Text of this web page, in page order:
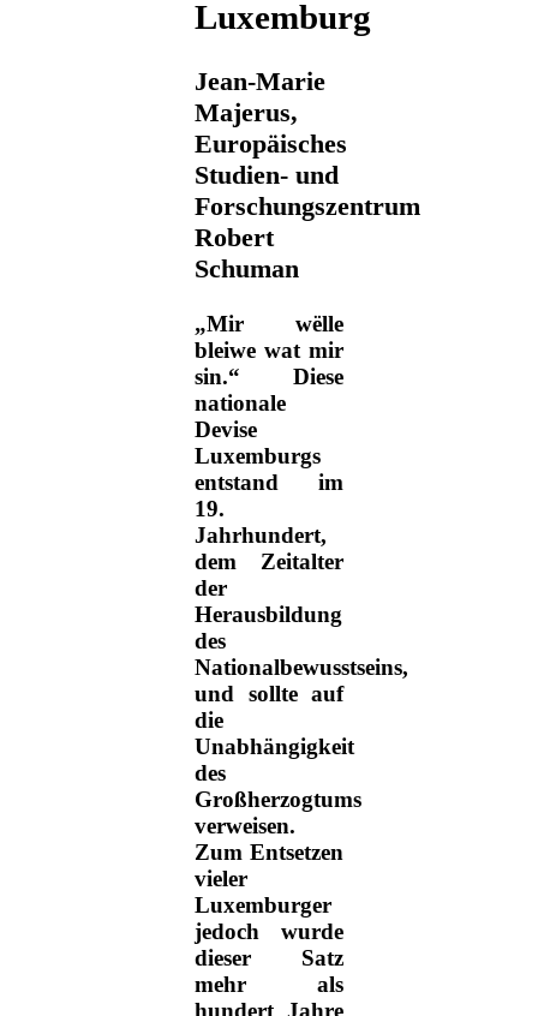
Luxemburg
Jean-Marie
Majerus,
Europäisches
Studien- und
Forschungszentrum
Robert
Schuman
„Mir wëlle
bleiwe wat mir
sin.“ Diese
nationale
Devise
Luxemburgs
entstand im
19.
Jahrhundert,
dem Zeitalter
der
Herausbildung
des
Nationalbewusstseins,
und sollte auf
die
Unabhängigkeit
des
Großherzogtums
verweisen.
Zum Entsetzen
vieler
Luxemburger
jedoch wurde
dieser Satz
mehr als